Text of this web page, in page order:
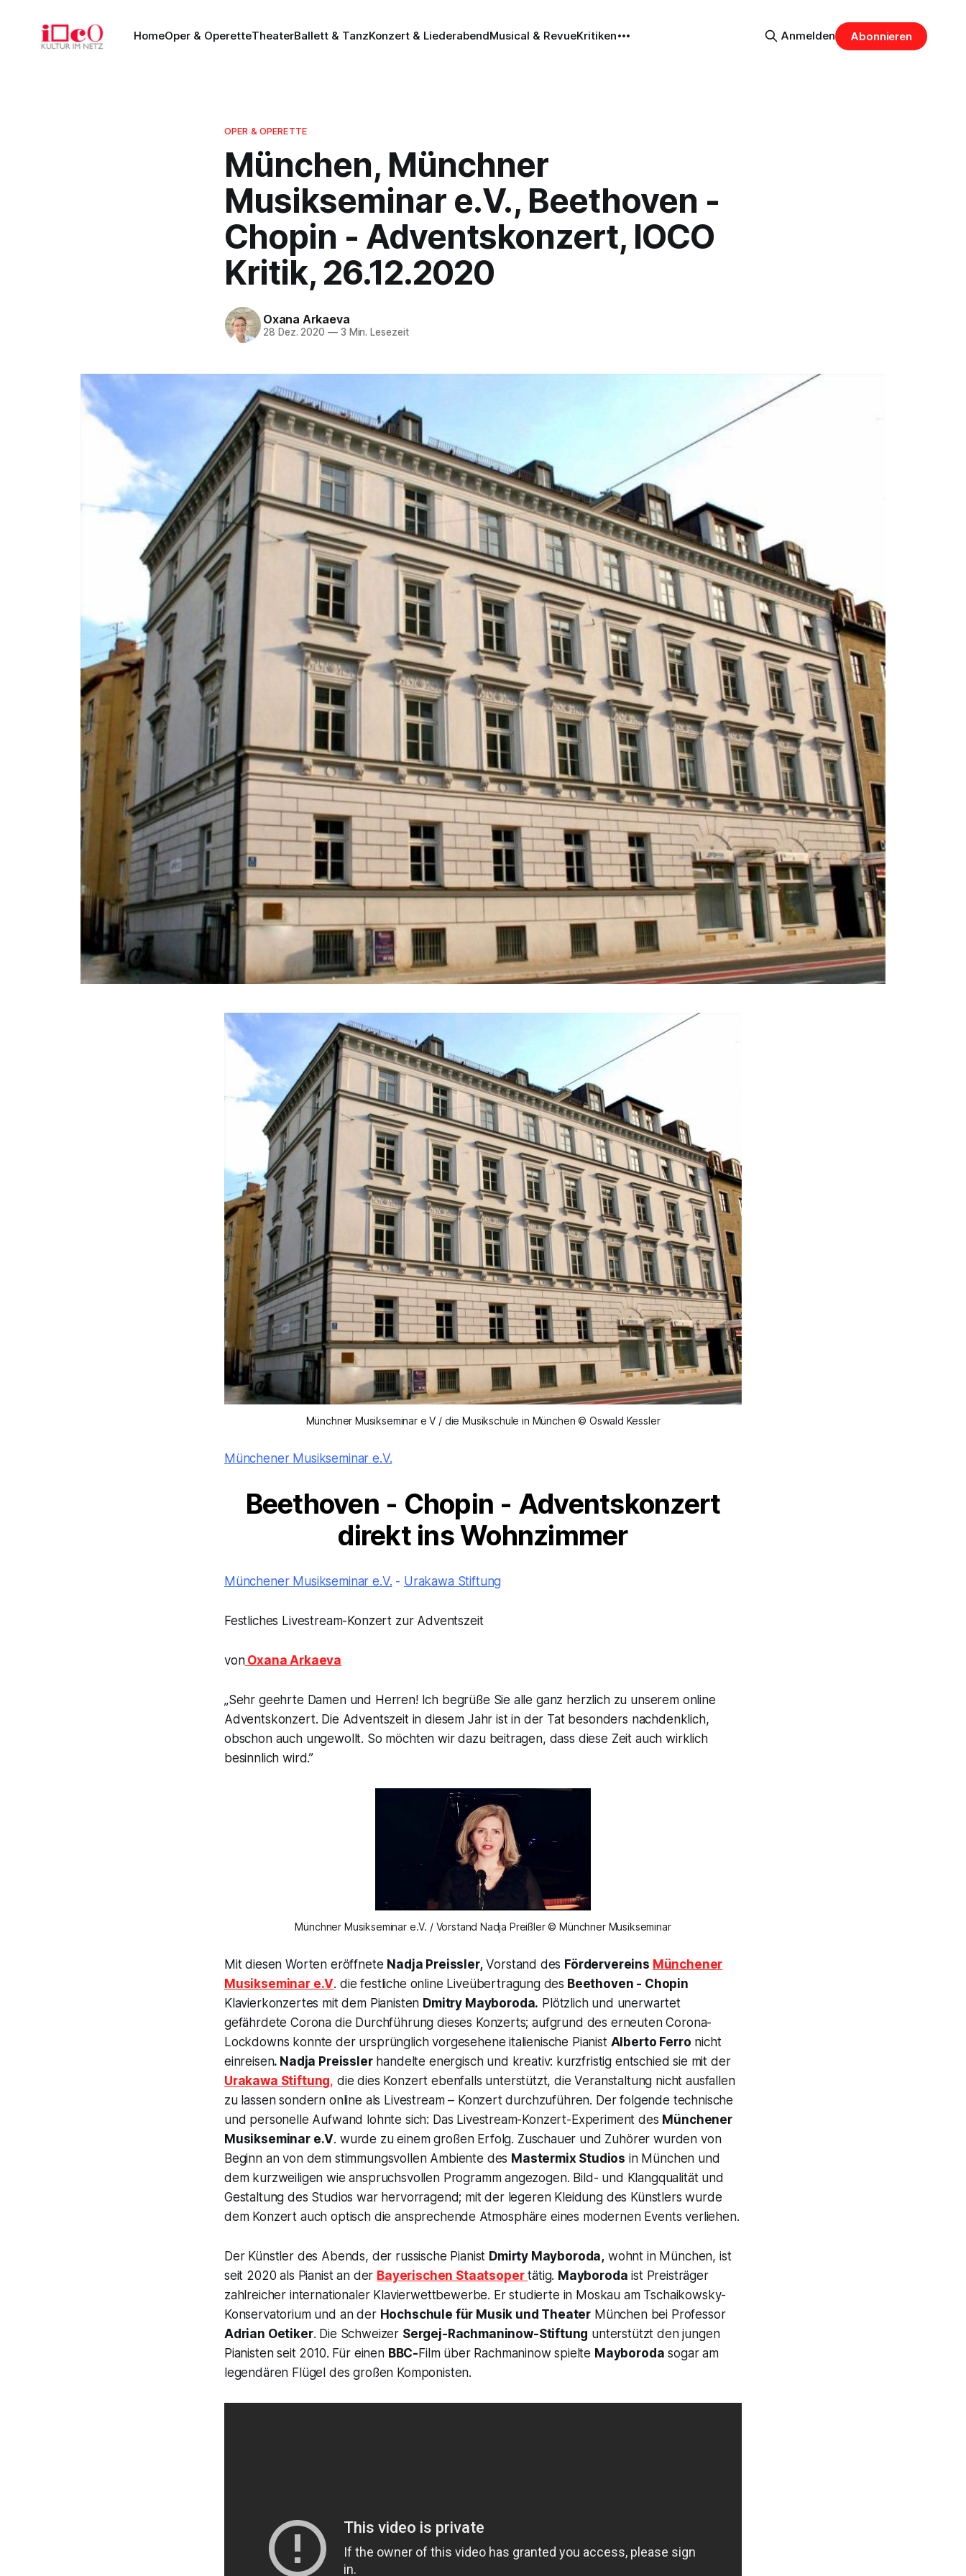
HomeOper & OperetteTheaterBallett & TanzKonzert & LiederabendMusical & RevueKritiken Anmelden Abonnieren
OPER & OPERETTE
München, Münchner
Musikseminar e.V., Beethoven -
Chopin - Adventskonzert, IOCO
Kritik, 26.12.2020
Oxana Arkaeva
28 Dez. 2020 —3 Min. Lesezeit
Münchner Musikseminar e V / die Musikschule in München © Oswald Kessler
Münchener Musikseminar e.V.
Beethoven - Chopin - Adventskonzert
direkt ins Wohnzimmer
Münchener Musikseminar e.V. - Urakawa Stiftung
Festliches Livestream-Konzert zur Adventszeit
vonOxana Arkaeva
„Sehr geehrte Damen und Herren! Ich begrüße Sie alle ganz herzlich zu unserem online
Adventskonzert. Die Adventszeit in diesem Jahr ist in der Tat besonders nachdenklich,
obschon auch ungewollt. So möchten wir dazu beitragen, dass diese Zeit auch wirklich
besinnlich wird.”
Münchner Musikseminar e.V. / Vorstand Nadja Preißler © Münchner Musikseminar
Mit diesen Worten eröffnete Nadja Preissler,Vorstand des Fördervereins Münchener
Musikseminar e.V. die festliche online Liveübertragung des Beethoven - Chopin
Klavierkonzertes mit dem Pianisten Dmitry Mayboroda. Plötzlich und unerwartet
gefährdete Corona die Durchführung dieses Konzerts; aufgrund des erneuten Corona-
Lockdowns konnte der ursprünglich vorgesehene italienische Pianist Alberto Ferro nicht
einreisen. Nadja Preisslerhandelte energisch und kreativ: kurzfristig entschied sie mit der
Urakawa Stiftung, die dies Konzert ebenfalls unterstützt, die Veranstaltung nicht ausfallen
zu lassen sondern online als Livestream – Konzert durchzuführen. Der folgende technische
und personelle Aufwand lohnte sich: Das Livestream-Konzert-Experiment des Münchener
Musikseminar e.V. wurde zu einem großen Erfolg. Zuschauer und Zuhörer wurden von
Beginn an von dem stimmungsvollen Ambiente des Mastermix Studios in München und
dem kurzweiligen wie anspruchsvollen Programm angezogen. Bild- und Klangqualität und
Gestaltung des Studios war hervorragend; mit der legeren Kleidung des Künstlers wurde
dem Konzert auch optisch die ansprechende Atmosphäre eines modernen Events verliehen.
Der Künstler des Abends, der russische Pianist Dmirty Mayboroda, wohnt in München, ist
seit 2020 als Pianist an der Bayerischen Staatsoper tätig. Mayboroda ist Preisträger
zahlreicher internationaler Klavierwettbewerbe. Er studierte in Moskau am Tschaikowsky-
Konservatorium und an der Hochschule für Musik und Theater München bei Professor
Adrian Oetiker. Die Schweizer Sergej-Rachmaninow-Stiftung unterstützt den jungen
Pianisten seit 2010. Für einen BBC- Film über Rachmaninow spielte Mayboroda sogar am
legendären Flügel des großen Komponisten.